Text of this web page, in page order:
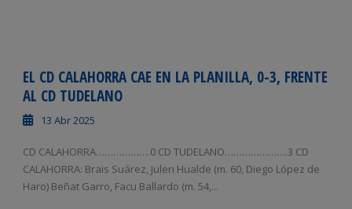
EL CD CALAHORRA CAE EN LA PLANILLA, 0-3, FRENTE
AL CD TUDELANO
13 Abr 2025
CD CALAHORRA……………….0 CD TUDELANO………………….3 CD
CALAHORRA: Brais Suárez, Julen Hualde (m. 60, Diego López de
Haro) Beñat Garro, Facu Ballardo (m. 54,...